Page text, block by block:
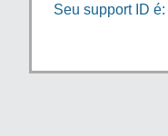
Seu support ID é: